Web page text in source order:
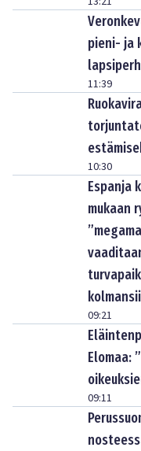
pieni- ja
11:39
10:30
Espanja
mukaan
09:21
Elomaa:
09:11